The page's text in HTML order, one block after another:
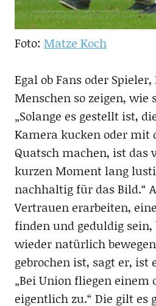
Foto: Matze Koch
Egal ob Fans oder
Menschen so zeigen,
„Solange es gestellt ist,
Kamera kucken oder mit
Quatsch machen, ist das
kurzen Moment lang
nachhaltig für das Bild.“
Vertrauen erarbeiten,
finden und geduldig sein,
wieder natürlich
gebrochen ist, sagt er, ist
„Bei Union fliegen einem
eigentlich zu.“ Die gilt es